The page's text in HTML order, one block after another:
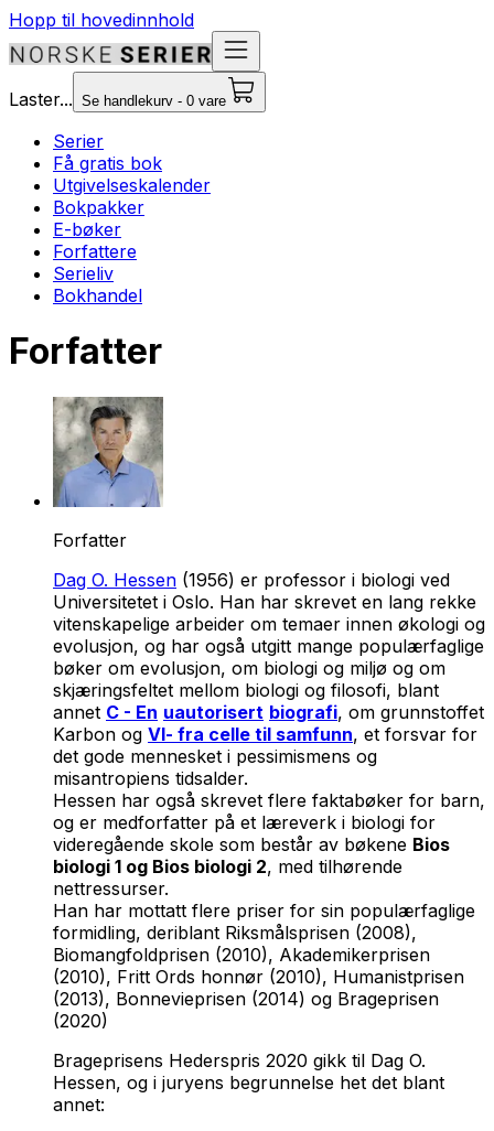
Hopp til hovedinnhold
Laster... Se handlekurv - 0 vare
Serier
Få gratis bok
Utgivelseskalender
Bokpakker
E-bøker
Forfattere
Serieliv
Bokhandel
Forfatter
Forfatter
Dag O. Hessen (1956) er professor i biologi ved
Universitetet i Oslo. Han har skrevet en lang rekke
vitenskapelige arbeider om temaer innen økologi og
evolusjon, og har også utgitt mange populærfaglige
bøker om evolusjon, om biologi og miljø og om
skjæringsfeltet mellom biologi og filosofi, blant
annet C - En uautorisert biografi, om grunnstoffet
Karbon og VI- fra celle til samfunn, et forsvar for
det gode mennesket i pessimismens og
misantropiens tidsalder.
Hessen har også skrevet flere faktabøker for barn,
og er medforfatter på et læreverk i biologi for
videregående skole som består av bøkene Bios
biologi 1 og Bios biologi 2, med tilhørende
nettressurser.
Han har mottatt flere priser for sin populærfaglige
formidling, deriblant Riksmålsprisen (2008),
Biomangfoldprisen (2010), Akademikerprisen
(2010), Fritt Ords honnør (2010), Humanistprisen
(2013), Bonnevieprisen (2014) og Brageprisen
(2020)
Brageprisens Hederspris 2020 gikk til Dag O.
Hessen, og i juryens begrunnelse het det blant
annet: